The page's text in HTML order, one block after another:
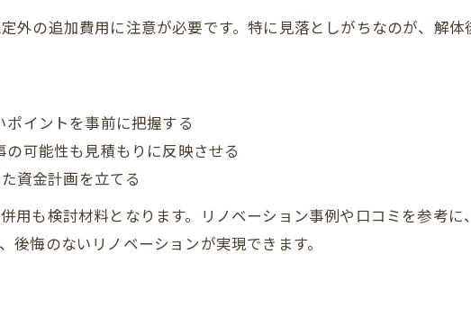
外の追加費用に注意が必要です。特に見落としがちなのが、解体
イントを事前に把握する
の可能性も見積もりに反映させる
資金計画を立てる
用も検討材料となります。リノベーション事例や口コミを参考
悔のないリノベーションが実現できます。